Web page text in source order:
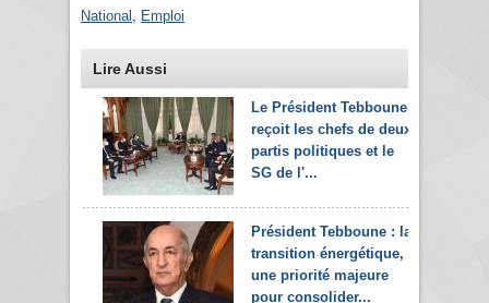
National Emploi
Lire Aussi
Le Président Tebboune
reçoit les chefs de deux
partis politiques et le
SG de l'...
Président Tebboune : la
transition énergétique,
une priorité majeure
pour consolider...